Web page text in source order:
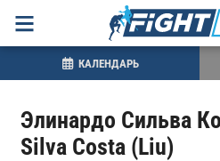
Элинардо Сильва
Silva Costa (Liu)
КАЛЕНДАРЬ